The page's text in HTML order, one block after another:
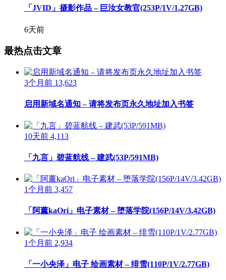
「JVID」摄影作品 – 巨汝女教官(253P/1V/1.27GB)
6天前
最热点击文章
3个月前 13,623
启用新域名通知 – 请将发布页永久地址加入书签
10天前 4,113
「九言」碧蓝航线 – 建武(53P/591MB)
1个月前 3,457
「阿薰kaOri」电子素材 – 堕落学院(156P/14V/3.42GB)
1个月前 2,934
「一小央泽」电子 绘画素材 – 绯雪(110P/1V/2.77GB)